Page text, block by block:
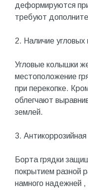
деформируются
требуют
2. Наличие
Угловые колышки
местоположение
при перекопке.
облегчают
землей.
3.
Борта грядки
покрытием разной
намного надежней ,